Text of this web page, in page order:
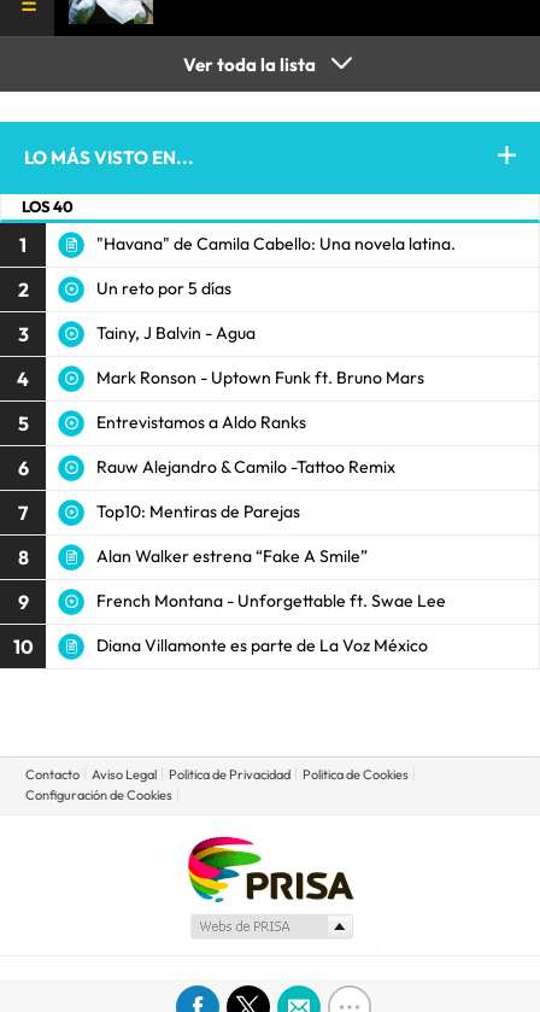
Ver toda la lista
LO MÁS VISTO EN...
LOS 40
1 "Havana" de Camila Cabello: Una novela latina.
2 Un reto por 5 días
3 Tainy, J Balvin - Agua
4 Mark Ronson - Uptown Funk ft. Bruno Mars
5 Entrevistamos a Aldo Ranks
6 Rauw Alejandro & Camilo -Tattoo Remix
7 Top10: Mentiras de Parejas
8 Alan Walker estrena “Fake A Smile”
9 French Montana - Unforgettable ft. Swae Lee
10 Diana Villamonte es parte de La Voz México
Contacto Aviso Legal Politica de Privacidad
Politica de Cookies
Configuración de Cookies